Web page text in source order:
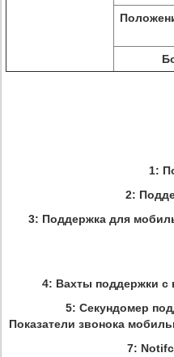
1:
2:
3: Поддержка для
4: Вахты поддержки с
5: Секундомер
Показатели звонока
7: